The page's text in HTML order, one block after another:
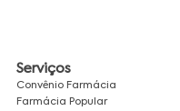
Serviços
Convênio Farmácia
Farmácia Popular